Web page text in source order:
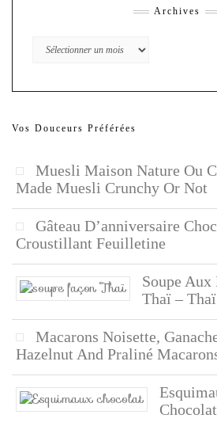
Archives
Archives
Vos Douceurs Préférées
Muesli Maison Nature Ou
Made Muesli Crunchy Or Not
Gâteau D’anniversaire
Croustillant Feuilletine
Soupe
Thaï –
Macarons Noisette,
Hazelnut And Praliné